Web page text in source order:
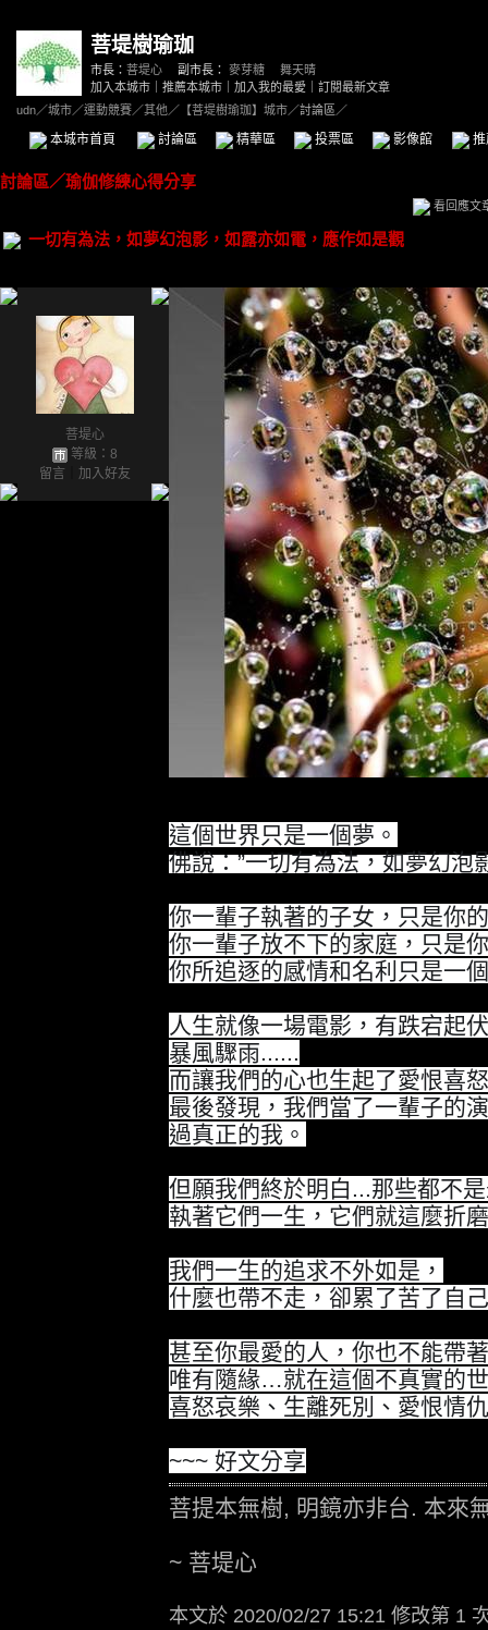
菩堤樹瑜珈
市長： 菩堤心 副市長： 麥芽糖
舞天晴
加入本城市
推薦本城市 加入我的最愛
訂閱最新文章
udn／城市／運動競賽／其他／ 【菩堤樹瑜珈】城市／討論區／
本城市首頁 討論區 精華區 投票區 影像館
討論區／瑜伽修練心得分享
看回應文
一切有為法，如夢幻泡影，如露亦如電，應作如是觀
菩堤心
等級：8
留言
加入好友
這個世界只是一個夢。
佛說：”一切有為法，如夢幻泡
你一輩子執著的子女，只是你
你一輩子放不下的家庭，只是
你所追逐的感情和名利只是一
人生就像一場電影，有跌宕起
暴風驟雨......
而讓我們的心也生起了愛恨喜
最後發現，我們當了一輩子的
過真正的我。
但願我們終於明白...那些都不
執著它們一生，它們就這麼折
我們一生的追求不外如是，
什麼也帶不走，卻累了苦了自
甚至你最愛的人，你也不能帶
唯有隨緣…就在這個不真實的
喜怒哀樂、生離死別、愛恨情
~~~ 好文分享
菩提本無樹, 明鏡亦非台. 本來
~ 菩堤心
本文於 2020/02/27 15:21 修改第 1